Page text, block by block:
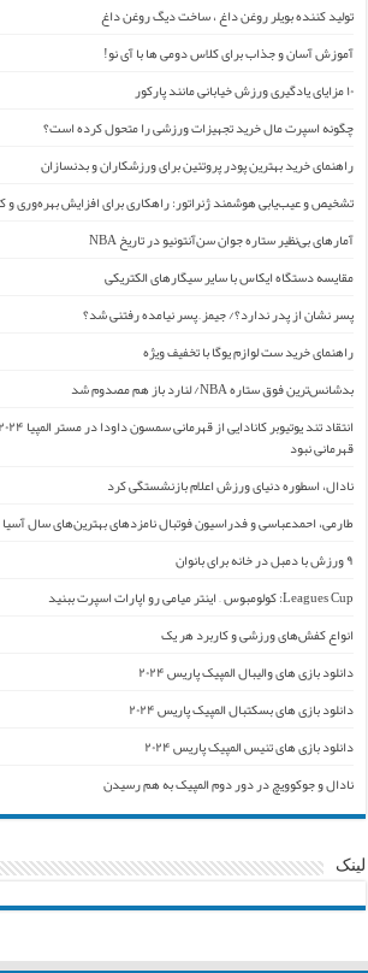
تولید کننده بویلر روغن داغ ، ساخت دیگ روغن داغ
آموزش آسان و جذاب برای کلاس دومی ها با آی نو!
۱۰ مزایای یادگیری ورزش خیابانی مانند پارکور
چگونه اسپرت مال خرید تجهیزات ورزشی را متحول کرده است؟
راهنمای خرید بهترین پودر پروتئین برای ورزشکاران و بدنسازان
تشخیص و عیب‌یابی هوشمند ژنراتور: راهکاری برای افزایش بهره‌وری
آمارهای بی‌نظیر ستاره جوان سن‌آنتونیو در تاریخ NBA
مقایسه دستگاه ایکاس با سایر سیگارهای الکتریکی
پسر نشان از پدر ندارد؟/ جیمز ِ پسر نیامده رفتنی شد؟
راهنمای خرید ست لوازم یوگا با تخفیف ویژه
بدشانس‌ترین فوق ستاره NBA/ لنارد باز هم مصدوم شد
قهرمانی نبود
نادال، اسطوره دنیای ورزش اعلام بازنشستگی کرد
طارمی، احمدعباسی و فدراسیون فوتبال نامزدهای بهترین‌های سال آسیا
۹ ورزش با دمبل در خانه برای بانوان
Leagues Cup: کولومبوس – اینتر میامی رو اپارات اسپرت ببنید
انواع کفش‌های ورزشی و کاربرد هر یک
دانلود بازی های والیبال المپیک پاریس ۲۰۲۴
دانلود بازی های بسکتبال المپیک پاریس ۲۰۲۴
دانلود بازی های تنیس المپیک پاریس ۲۰۲۴
نادال و جوکوویچ در دور دوم المپیک به هم رسیدن
لینک